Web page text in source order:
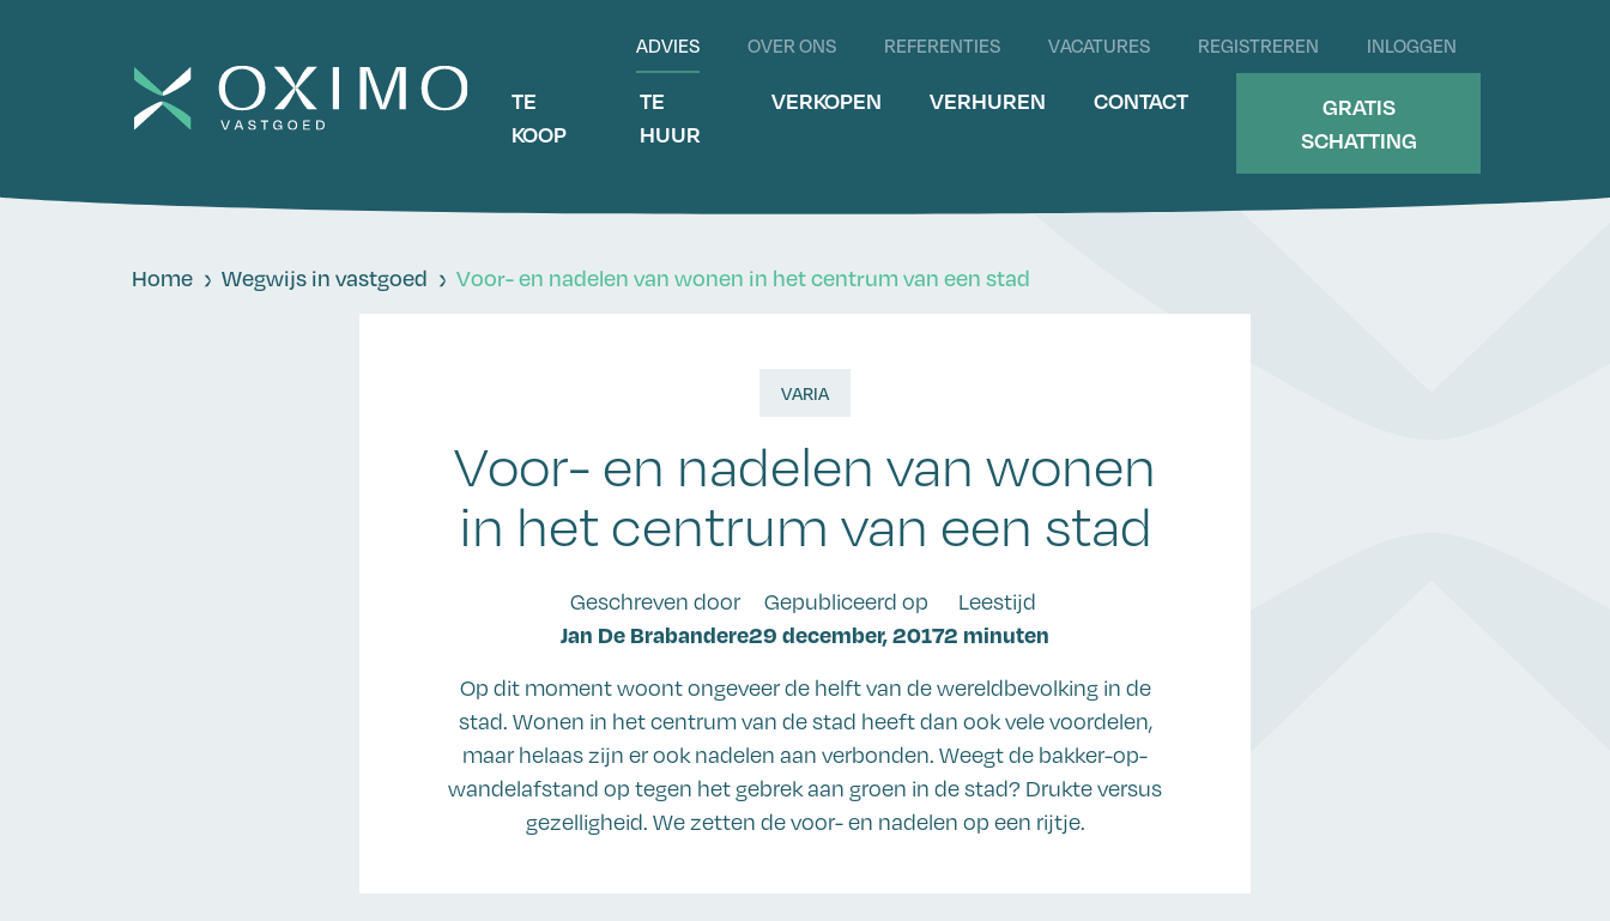
ADVIES OVER ONS REFERENTIES VACATURES REGISTREREN INLOGGEN
TE
KOOP
TE
HUUR
VERKOPEN VERHUREN CONTACT
GRATIS
SCHATTING
Home Wegwijs in vastgoed Voor- en nadelen van wonen in het centrum van een stad
VARIA
Voor- en nadelen van wonen
in het centrum van een stad
Geschreven door
Jan De Brabandere
Gepubliceerd op
29 december, 2017
Leestijd
2 minuten
Op dit moment woont ongeveer de helft van de wereldbevolking in de
stad. Wonen in het centrum van de stad heeft dan ook vele voordelen,
maar helaas zijn er ook nadelen aan verbonden. Weegt de bakker-op-
wandelafstand op tegen het gebrek aan groen in de stad? Drukte versus
gezelligheid. We zetten de voor- en nadelen op een rijtje.